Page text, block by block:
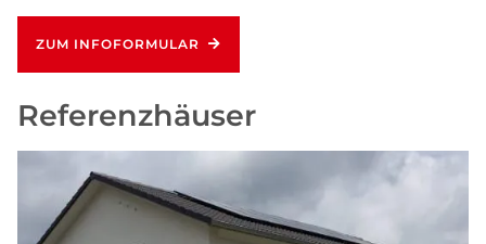
ZUM INFOFORMULAR
Referenzhäuser